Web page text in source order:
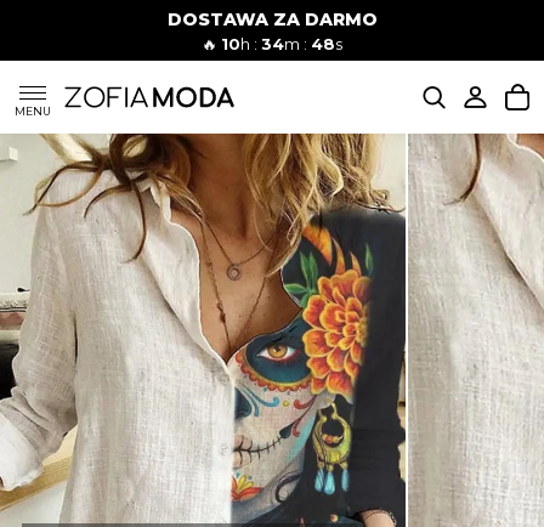
DOSTAWA ZA DARMO
🔥 10h :34m : 47s
MENU
SUKIENKI
KOMPLETY
JEANSY
SZORTY
MODA PLAŻOWA
BLUZKI